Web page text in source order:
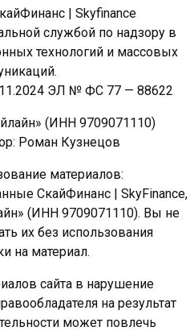
| Skyfinance
службой по надзору в
технологий и массовых
ЭЛ № ФС 77 — 88622
(ИНН 9709071110)
Роман Кузнецов
материалов:
СкайФинанс | SkyFinance,
(ИНН 9709071110). Вы не
их без использования
на материал.
сайта в нарушение
на результат
может повлечь